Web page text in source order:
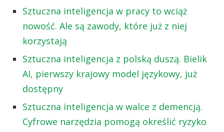
Sztuczna inteligencja w pracy to wciąż
nowość. Ale są zawody, które już z niej
korzystają
Sztuczna inteligencja z polską duszą. Bielik
AI, pierwszy krajowy model językowy, już
dostępny
Sztuczna inteligencja w walce z demencją.
Cyfrowe narzędzia pomogą określić ryzyko